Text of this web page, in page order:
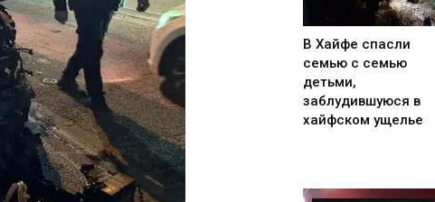
В Хайфе спасли
семью с семью
детьми,
заблудившуюся в
хайфском ущелье